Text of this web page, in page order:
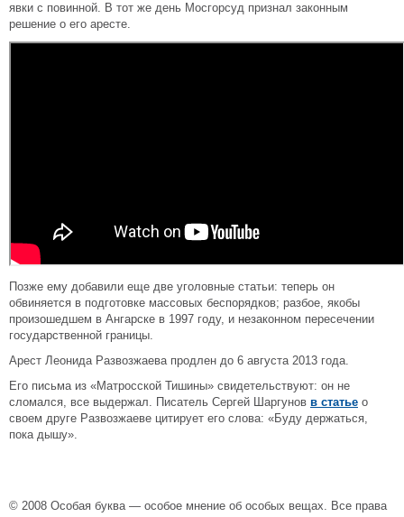
явки с повинной. В тот же день Мосгорсуд признал законным
решение о его аресте.
Позже ему добавили еще две уголовные статьи: теперь он
обвиняется в подготовке массовых беспорядков; разбое, якобы
произошедшем в Ангарске в 1997 году, и незаконном пересечении
государственной границы.
Арест Леонида Развозжаева продлен до 6 августа 2013 года.
Его письма из «Матросской Тишины» свидетельствуют: он не
сломался, все выдержал. Писатель Сергей Шаргунов в статье о
своем друге Развозжаеве цитирует его слова: «Буду держаться,
пока дышу».
© 2008 Особая буква — особое мнение об особых вещах. Все права